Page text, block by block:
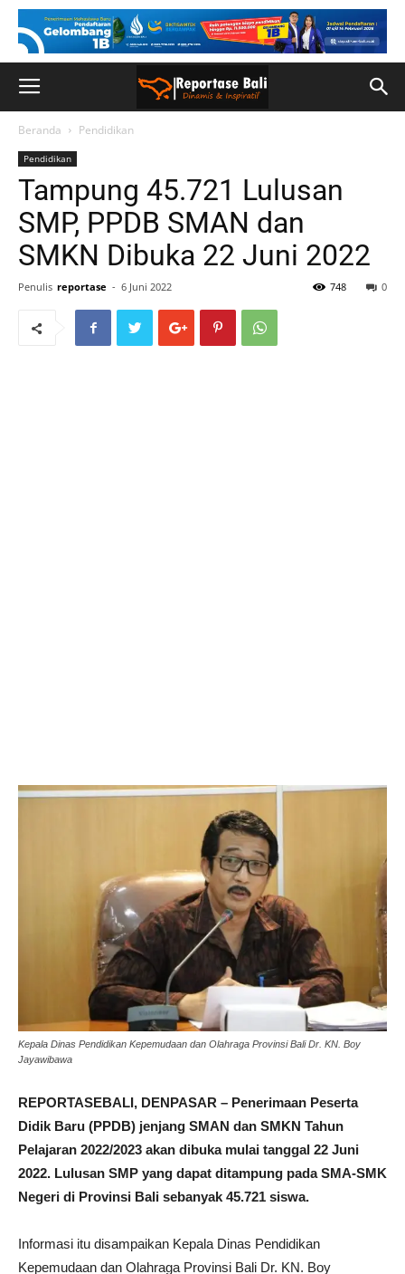
Beranda Pendidikan
Pendidikan
Tampung 45.721 Lulusan
SMP, PPDB SMAN dan
SMKN Dibuka 22 Juni 2022
Penulis reportase - 6 Juni 2022 0
748
Kepala Dinas Pendidikan Kepemudaan dan Olahraga Provinsi Bali Dr. KN. Boy
Jayawibawa
REPORTASEBALI, DENPASAR – Penerimaan Peserta
Didik Baru (PPDB) jenjang SMAN dan SMKN Tahun
Pelajaran 2022/2023 akan dibuka mulai tanggal 22 Juni
2022. Lulusan SMP yang dapat ditampung pada SMA-SMK
Negeri di Provinsi Bali sebanyak 45.721 siswa.
Informasi itu disampaikan Kepala Dinas Pendidikan
Kepemudaan dan Olahraga Provinsi Bali Dr. KN. Boy